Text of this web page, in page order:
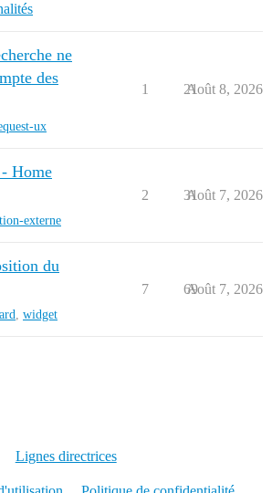
ne
des
ux
1 21
Août 8, 2026
Home
externe
2 31
Août 7, 2026
du
widget
7 69
Août 7, 2026
Lignes directrices